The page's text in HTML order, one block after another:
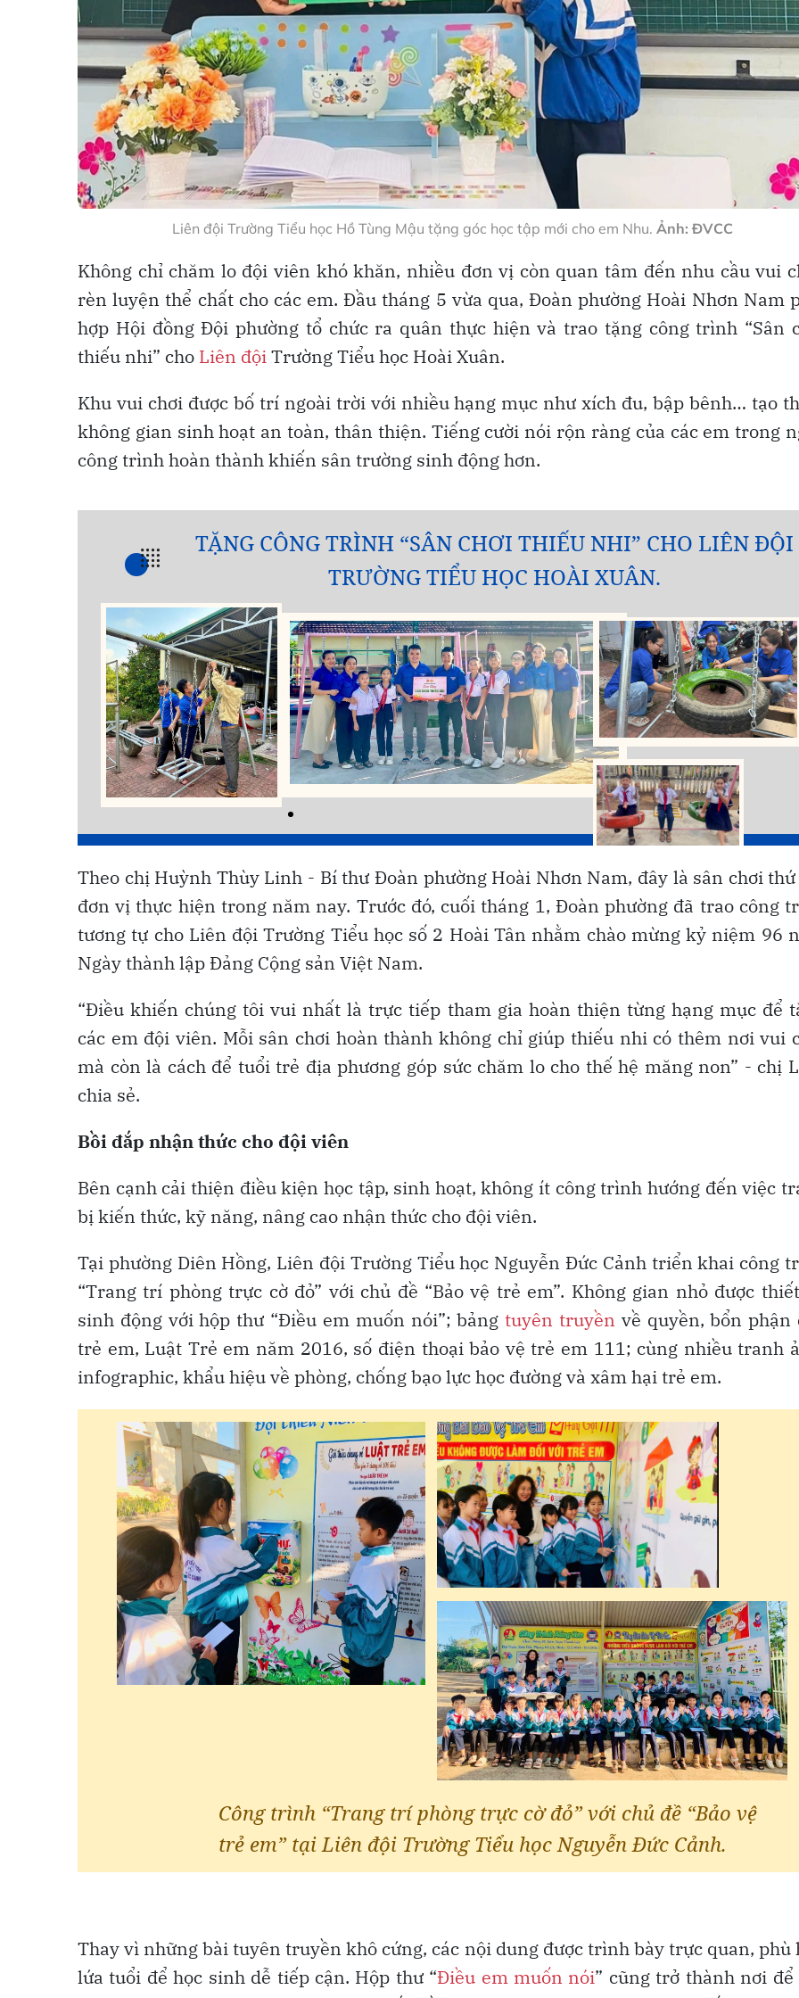
Liên đội Trường Tiểu học Hồ Tùng Mậu tặng góc học tập mới cho em Nhu. Ảnh: ĐVCC
Không chỉ chăm lo đội viên khó khăn, nhiều đơn vị còn quan tâm đến nhu cầu vui
rèn luyện thể chất cho các em. Đầu tháng 5 vừa qua, Đoàn phường Hoài Nhơn Nam
hợp Hội đồng Đội phường tổ chức ra quân thực hiện và trao tặng công trình “Sân
thiếu nhi” cho Liên độiTrường Tiểu học Hoài Xuân.
Khu vui chơi được bố trí ngoài trời với nhiều hạng mục như xích đu, bập bênh… tạo
không gian sinh hoạt an toàn, thân thiện. Tiếng cười nói rộn ràng của các em trong
công trình hoàn thành khiến sân trường sinh động hơn.
Theo chị Huỳnh Thùy Linh - Bí thư Đoàn phường Hoài Nhơn Nam, đây là sân chơi
đơn vị thực hiện trong năm nay. Trước đó, cuối tháng 1, Đoàn phường đã trao công
tương tự cho Liên đội Trường Tiểu học số 2 Hoài Tân nhằm chào mừng kỷ niệm 96
Ngày thành lập Đảng Cộng sản Việt Nam.
“Điều khiến chúng tôi vui nhất là trực tiếp tham gia hoàn thiện từng hạng mục để
các em đội viên. Mỗi sân chơi hoàn thành không chỉ giúp thiếu nhi có thêm nơi vui
mà còn là cách để tuổi trẻ địa phương góp sức chăm lo cho thế hệ măng non” - chị
chia sẻ.
Bồi đắp nhận thức cho đội viên
Bên cạnh cải thiện điều kiện học tập, sinh hoạt, không ít công trình hướng đến việc
bị kiến thức, kỹ năng, nâng cao nhận thức cho đội viên.
Tại phường Diên Hồng, Liên đội Trường Tiểu học Nguyễn Đức Cảnh triển khai công
“Trang trí phòng trực cờ đỏ” với chủ đề “Bảo vệ trẻ em”. Không gian nhỏ được
sinh động với hộp thư “Điều em muốn nói”; bảngtuyên truyền về quyền, bổn phận
trẻ em, Luật Trẻ em năm 2016, số điện thoại bảo vệ trẻ em 111; cùng nhiều tranh
infographic, khẩu hiệu về phòng, chống bạo lực học đường và xâm hại trẻ em.
Thay vì những bài tuyên truyền khô cứng, các nội dung được trình bày trực quan, phù
lứa tuổi để học sinh dễ tiếp cận. Hộp thư “Điều em muốn nói” cũng trở thành nơi để